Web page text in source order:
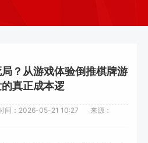
？从游戏体验倒推棋牌游
真正成本逻
间：2026-05-21 10:27 来源：